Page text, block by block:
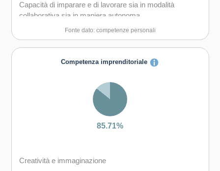
Capacità di imparare e di lavorare sia in modalità
collaborativa sia in maniera autonoma
Capacità di comunicare costruttivamente in ambienti
Capacità di creare fiducia e provare empatia
Capacità di esprimere e comprendere punti di vista
Capacità di concentrarsi, di riflettere criticamente e di
Fonte dato: competenze personali
Competenza imprenditoriale
85.71%
Creatività e immaginazione